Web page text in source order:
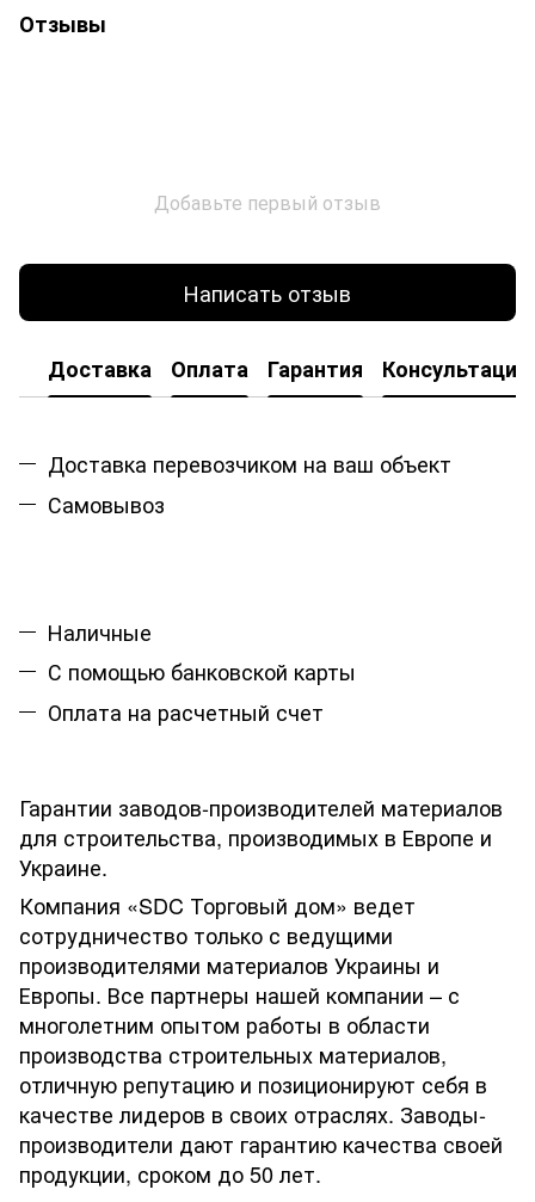
Отзывы
Добавьте первый отзыв
Написать отзыв
Доставка Оплата Гарантия Консультация
Доставка перевозчиком на ваш объект
Самовывоз
Наличные
С помощью банковской карты
Оплата на расчетный счет
Гарантии заводов-производителей материалов
для строительства, производимых в Европе и
Украине.
Компания «SDC Торговый дом» ведет
сотрудничество только с ведущими
производителями материалов Украины и
Европы. Все партнеры нашей компании – с
многолетним опытом работы в области
производства строительных материалов,
отличную репутацию и позиционируют себя в
качестве лидеров в своих отраслях. Заводы-
производители дают гарантию качества своей
продукции, сроком до 50 лет.